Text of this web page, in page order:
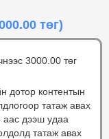
төг)
3000.00 төг
дотор контентын
татаж авах
аас дээш удаа
татаж авах